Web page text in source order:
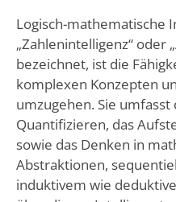
Logisch-mathematische
„Zahlenintelligenz“ oder
bezeichnet, ist die
komplexen Konzepten
umzugehen. Sie umfasst
Quantifizieren, das
sowie das Denken in
Abstraktionen,
induktivem wie